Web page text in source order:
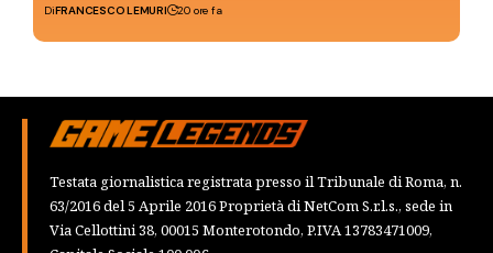
DiFRANCESCO LEMURI 20 ore fa
Testata giornalistica registrata presso il Tribunale di Roma, n.
63/2016 del 5 Aprile 2016 Proprietà di NetCom S.r.l.s., sede in
Via Cellottini 38, 00015 Monterotondo, P.IVA 13783471009,